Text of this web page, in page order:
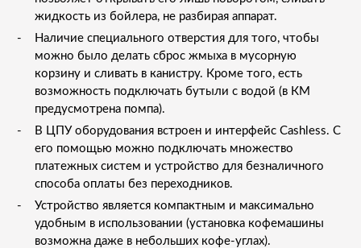
жидкость из бойлера, не разбирая аппарат.
Наличие специального отверстия для того, чтобы
можно было делать сброс жмыха в мусорную
корзину и сливать в канистру. Кроме того, есть
возможность подключать бутыли с водой (в КМ
предусмотрена помпа).
В ЦПУ оборудования встроен и интерфейс Cashless. С
его помощью можно подключать множество
платежных систем и устройство для безналичного
способа оплаты без переходников.
Устройство является компактным и максимально
удобным в использовании (установка кофемашины
возможна даже в небольших кофе-углах).